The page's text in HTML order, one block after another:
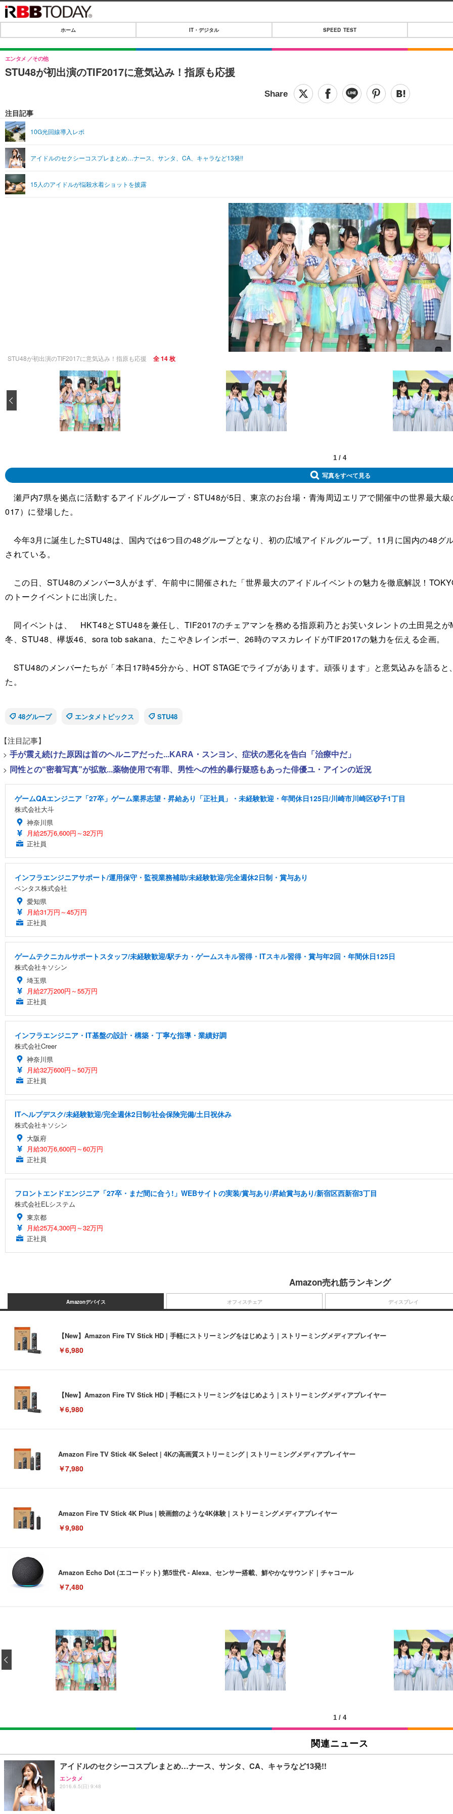
IT・デジタル
IT・デジタルTOP
SPEED TEST
音楽
ライフ
ペット
リリース一覧
プッシュ通知の停止方法
ホーム IT・デジタル SPEED TEST
STU48が初出演のTIF2017に意気込み！指原も応援
エンタメ その他
注目記事
10G光回線導入レポ
アイドルのセクシーコスプレまとめ…ナース、サンタ、CA、キャラなど13発!!
15人のアイドルが悩殺水着ショットを披露
STU48が初出演のTIF2017に意気込み！指原も応援 全 14 枚
1 / 4
写真をすべて見る
瀬戸内7県を拠点に活動するアイドルグループ・STU48が5日、東京のお台場・青海周辺エリアで開催中の世界最大
017）に登場した。
今年3月に誕生したSTU48は、国内では6つ目の48グループとなり、初の広域アイドルグループ。11月に国内の48グ
されている。
この日、STU48のメンバー3人がまず、午前中に開催された「世界最大のアイドルイベントの魅力を徹底解説！
のトークイベントに出演した。
同イベントは、 HKT48とSTU48を兼任し、TIF2017のチェアマンを務める指原莉乃とお笑いタレントの土田晃之
冬、STU48、欅坂46、sora tob sakana、たこやきレインボー、26時のマスカレイドがTIF2017の魅力を伝える企画。
STU48のメンバーたちが「本日17時45分から、HOT STAGEでライブがあります。頑張ります」と意気込みを語る
た。
48グループ
エンタメトピックス STU48
【注目記事】
> 手が震え続けた原因は首のヘルニアだった...KARA・スンヨン、症状の悪化を告白「治療中だ」
> 同性との“密着写真”が拡散...薬物使用で有罪、男性への性的暴行疑惑もあった俳優ユ・アインの近況
ゲームQAエンジニア「27卒」ゲーム業界志望・昇給あり「正社員」・未経験歓迎・年間休日125日/川崎市川崎区砂子1丁目
株式会社大斗
神奈川県
月給25万6,600円～32万円
正社員
インフラエンジニアサポート/運用保守・監視業務補助/未経験歓迎/完全週休2日制・賞与あり
ベンタス株式会社
愛知県
月給31万円～45万円
正社員
ゲームテクニカルサポートスタッフ/未経験歓迎/駅チカ・ゲームスキル習得・ITスキル習得・賞与年2回・年間休日125日
株式会社キソシン
埼玉県
月給27万200円～55万円
正社員
インフラエンジニア・IT基盤の設計・構築・丁寧な指導・業績好調
株式会社Creer
神奈川県
月給32万600円～50万円
正社員
ITヘルプデスク/未経験歓迎/完全週休2日制/社会保険完備/土日祝休み
株式会社キソシン
大阪府
月給30万6,600円～60万円
正社員
フロントエンドエンジニア「27卒・まだ間に合う!」WEBサイトの実装/賞与あり/昇給賞与あり/新宿区西新宿3丁目
株式会社ELシステム
東京都
月給25万4,300円～32万円
正社員
Amazon売れ筋ランキング
Amazonデバイス
【New】Amazon Fire TV Stick HD | 手軽にストリーミングをはじめよう | ストリーミングメディアプレイヤー
￥6,980
【New】Amazon Fire TV Stick HD | 手軽にストリーミングをはじめよう | ストリーミングメディアプレイヤー
￥6,980
Amazon Fire TV Stick 4K Select | 4Kの高画質ストリーミング | ストリーミングメディアプレイヤー
￥7,980
Amazon Fire TV Stick 4K Plus | 映画館のような4K体験 | ストリーミングメディアプレイヤー
￥9,980
Amazon Echo Dot (エコードット) 第5世代 - Alexa、センサー搭載、鮮やかなサウンド｜チャコール
￥7,480
オフィスチェア
[EdoErgo] オフィスチェア 椅子 テレワーク 疲れない 跳ね上げ式アームレスト コンパクト 約105度ロッキング pc 事務椅子 360度回
(黒網+黒枠+黒足)
￥5,699
Sezlife オフィスチェア デスクチェア 疲れない テレワーク チェア 強化バックレスト 30度ロッキング機能 人間工学 椅子 腰サポー
ション PCチェア 通気性メッシュ ゲーミング/勉強/事務用 おしゃれ パソコンチェア (ブラック)
￥7,680
ディスプレイ
EIZO ビジネス向けプレミアムモニター | FlexScan EV3240X-WT | 31.5型4K UHD・USB Type-C・ホワイト
￥105,595
【純正品】27"ゲーミングモニター DualSense 充電フック付き（CFI-ZDM1J）
￥49,979
Amazonベーシック ペットシーツ 薄型 レギュラー 1回使い捨て 無香料 ホワイト 300枚
￥3,373
ネオ・ルーライフ ネオ・オムツ L 中型犬用 26枚入り 単品
￥1,800
1 / 4
関連ニュース
アイドルのセクシーコスプレまとめ…ナース、サンタ、CA、キャラなど13発!!
エンタメ
2016.6.5(日) 9:48